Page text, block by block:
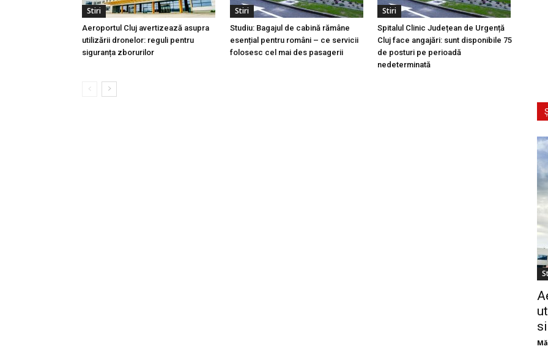
Stiri
Aeroportul Cluj avertizează asupra
utilizării dronelor: reguli pentru
siguranța zborurilor
Stiri
Studiu: Bagajul de cabină rămâne
esențial pentru români – ce servicii
folosesc cel mai des pasagerii
Stiri
Spitalul Clinic Județean de Urgență
Cluj face angajări: sunt disponibile 75
de posturi pe perioadă
nedeterminată